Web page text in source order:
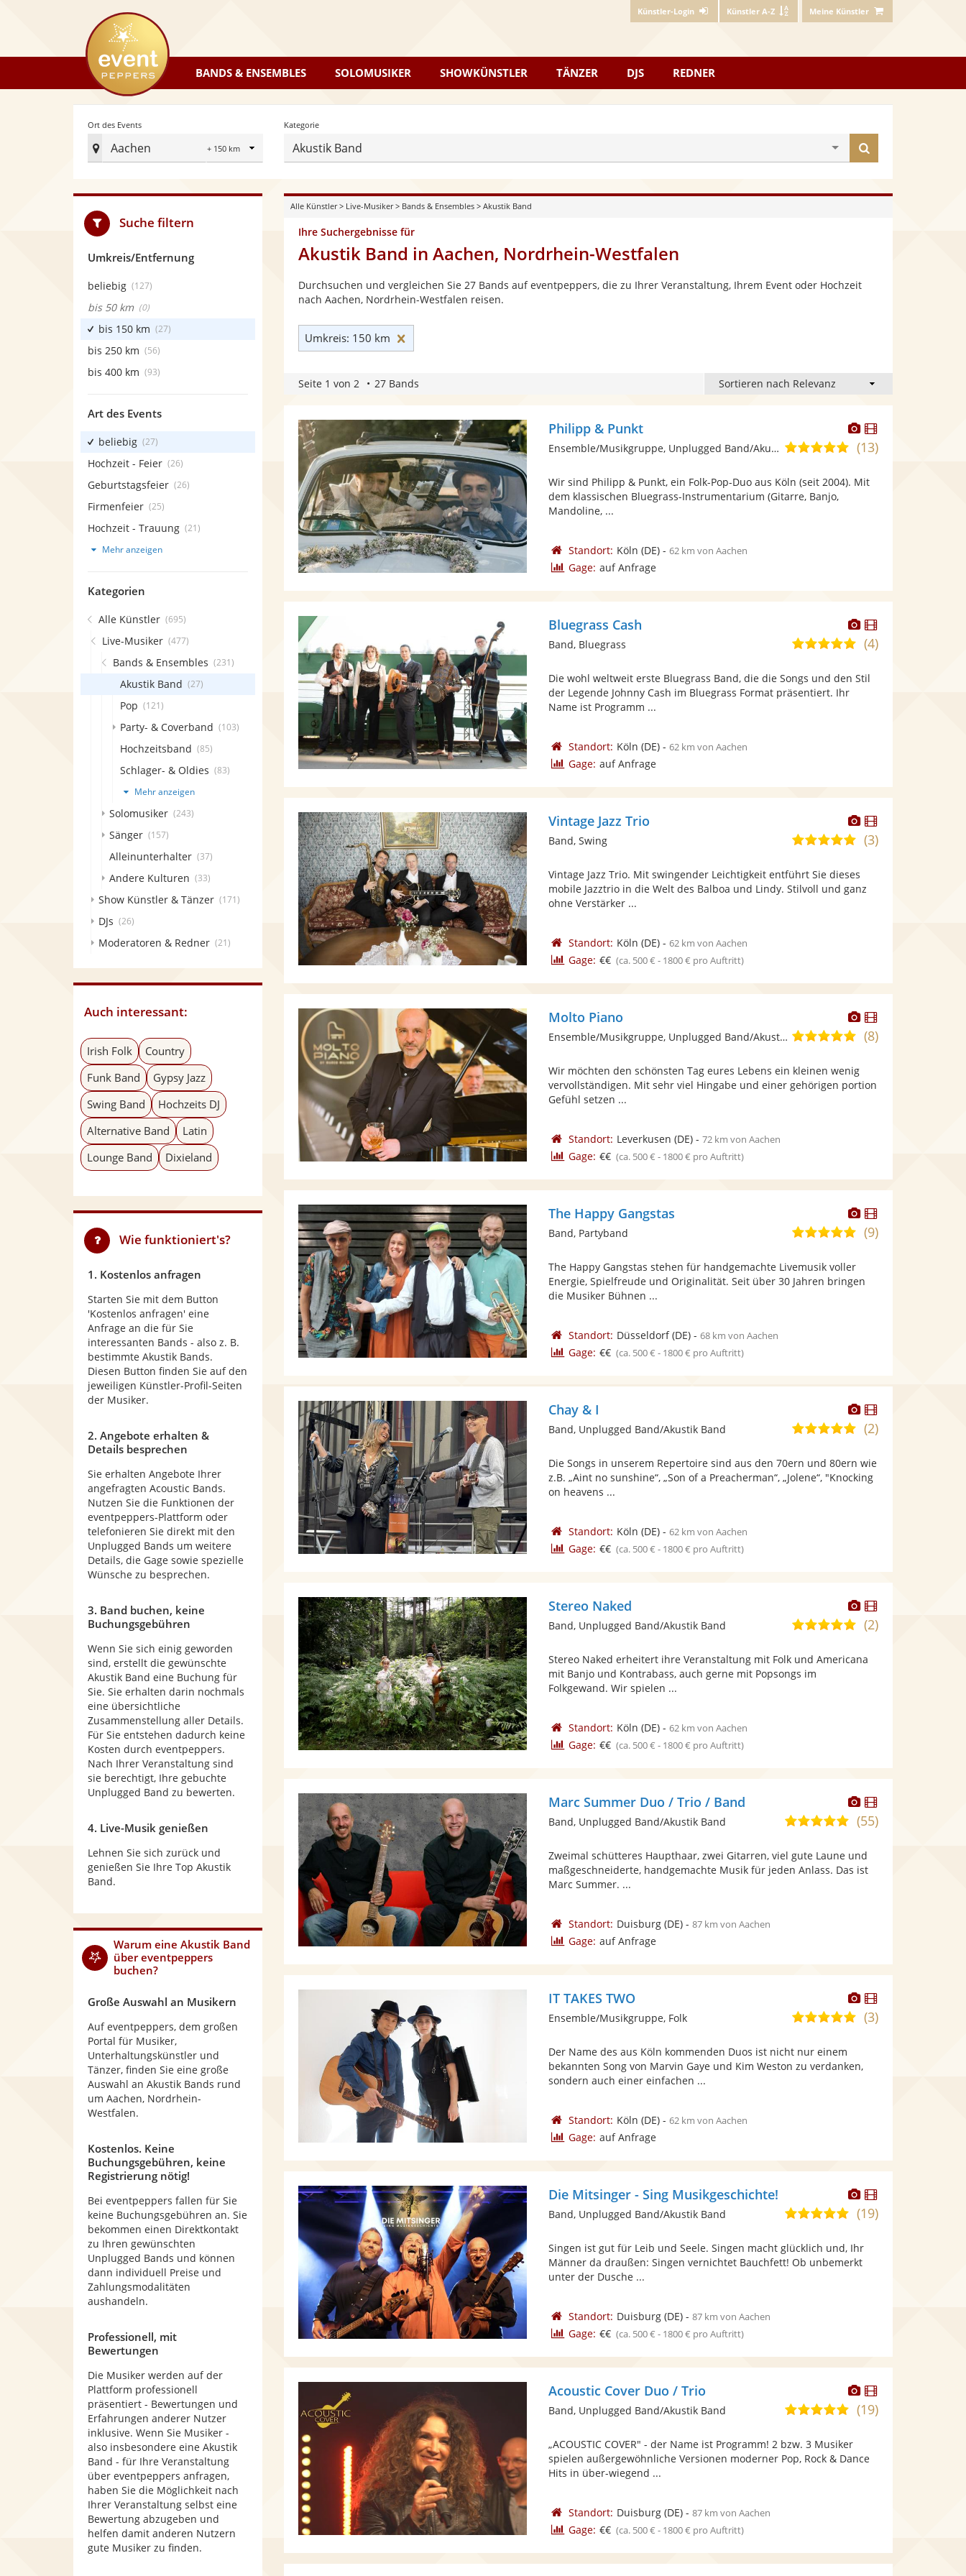
Künstler-Login Künstler A-Z Meine Künstler
eventpeppers
BANDS & ENSEMBLES SOLOMUSIKER SHOWKÜNSTLER TÄNZER DJS REDNER
Ort des Events
Aachen
Radius
Ort
Events
festlegen
Kategorie
Akustik Band
finden
Alle Künstler> Live-Musiker> Bands & Ensembles> Akustik Band
Ihre Suchergebnisse für
Akustik Band in Aachen, Nordrhein-Westfalen
Durchsuchen und vergleichen Sie 27 Bands auf eventpeppers, die zu Ihrer Veranstaltung, Ihrem Event oder Hochzeit
nach Aachen, Nordrhein-Westfalen reisen.
Umkreis: 150 km
Seite 1 von 2 27 Bands
Dieser
Künstler
stellt
Fotos
bereit.
Dieser
Künstler
Philipp & Punkt
5,0
5
(13)
Ensemble/Musikgruppe, Unplugged Band/Akustik Band
Wir sind Philipp & Punkt, ein Folk-Pop-Duo aus Köln (seit 2004). Mit
dem klassischen Bluegrass-Instrumentarium (Gitarre, Banjo,
Mandoline, ...
Standort: Köln (DE)- 62 km von Aachen
Gage: auf Anfrage
Dieser
Künstler
stellt
Fotos
bereit.
Dieser
Künstler
Bluegrass Cash
4,9
5
(4)
Band, Bluegrass
Die wohl weltweit erste Bluegrass Band, die die Songs und den Stil
der Legende Johnny Cash im Bluegrass Format präsentiert. Ihr
Name ist Programm ...
Standort: Köln (DE)- 62 km von Aachen
Gage: auf Anfrage
Dieser
Künstler
stellt
Dieser
Künstler
Vintage Jazz Trio
5,0
5
Sternen
(3)
Band, Swing
Vintage Jazz Trio. Mit swingender Leichtigkeit entführt Sie dieses
mobile Jazztrio in die Welt des Balboa und Lindy. Stilvoll und ganz
ohne Verstärker ...
Standort: Köln (DE)- 62 km von Aachen
Gage: €€ (ca. 500 € - 1800 € pro Auftritt)
Dieser
Künstler
stellt
bereit.
Dieser
Künstler
Molto Piano
5,0
5
Sternen
(8)
Ensemble/Musikgruppe, Unplugged Band/Akustik Band
Wir möchten den schönsten Tag eures Lebens ein kleinen wenig
vervollständigen. Mit sehr viel Hingabe und einer gehörigen portion
Gefühl setzen ...
Standort: Leverkusen (DE)- 72 km von Aachen
Gage: €€ (ca. 500 € - 1800 € pro Auftritt)
Dieser
Künstler
stellt
Dieser
Künstler
The Happy Gangstas
5,0
5
Sternen
(9)
Band, Partyband
The Happy Gangstas stehen für handgemachte Livemusik voller
Energie, Spielfreude und Originalität. Seit über 30 Jahren bringen
die Musiker Bühnen ...
Standort: Düsseldorf(DE)- 68 km von Aachen
Gage: €€ (ca. 500 € - 1800 € pro Auftritt)
Dieser
Künstler
stellt
Fotos
bereit.
Dieser
Künstler
Chay & I
5,0
5
Sternen
(2)
Band, Unplugged Band/Akustik Band
Die Songs in unserem Repertoire sind aus den 70ern und 80ern wie
z.B. „Aint no sunshine“, „Son of a Preacherman“, „Jolene“, "Knocking
on heavens ...
Standort: Köln (DE)- 62 km von Aachen
Gage: €€ (ca. 500 € - 1800 € pro Auftritt)
Dieser
Künstler
stellt
bereit.
Dieser
Künstler
Stereo Naked
5,0
5
(2)
Band, Unplugged Band/Akustik Band
Stereo Naked erheitert ihre Veranstaltung mit Folk und Americana
mit Banjo und Kontrabass, auch gerne mit Popsongs im
Folkgewand. Wir spielen ...
Standort: Köln (DE)- 62 km von Aachen
Gage: €€ (ca. 500 € - 1800 € pro Auftritt)
Dieser
Künstler
stellt
Fotos
bereit.
Dieser
Künstler
Marc Summer Duo / Trio / Band
4,9
5
Sternen
(55)
Band, Unplugged Band/Akustik Band
Zweimal schütteres Haupthaar, zwei Gitarren, viel gute Laune und
maßgeschneiderte, handgemachte Musik für jeden Anlass. Das ist
Marc Summer. ...
Standort: Duisburg(DE)- 87 km von Aachen
Gage: auf Anfrage
Dieser
Künstler
stellt
Dieser
Künstler
IT TAKES TWO
5,0
Sternen
(3)
Ensemble/Musikgruppe, Folk
Der Name des aus Köln kommenden Duos ist nicht nur einem
bekannten Song von Marvin Gaye und Kim Weston zu verdanken,
sondern auch einer einfachen ...
Standort: Köln (DE)- 62 km von Aachen
Gage: auf Anfrage
Dieser
Künstler
stellt
bereit.
Dieser
Künstler
Die Mitsinger - Sing Musikgeschichte!
4,9
5
Sternen
(19)
Band, Unplugged Band/Akustik Band
Singen ist gut für Leib und Seele. Singen macht glücklich und, Ihr
Männer da draußen: Singen vernichtet Bauchfett! Ob unbemerkt
unter der Dusche ...
Standort: Duisburg(DE)- 87 km von Aachen
Gage: €€ (ca. 500 € - 1800 € pro Auftritt)
Dieser
Künstler
stellt
Dieser
Künstler
Acoustic Cover Duo / Trio
5,0
5
Sternen
(19)
Band, Unplugged Band/Akustik Band
„ACOUSTIC COVER" - der Name ist Programm! 2 bzw. 3 Musiker
spielen außergewöhnliche Versionen moderner Pop, Rock & Dance
Hits in über-wiegend ...
Standort: Duisburg(DE)- 87 km von Aachen
Gage: €€ (ca. 500 € - 1800 € pro Auftritt)
Suche filtern
Umkreis/Entfernung
beliebig (127)
bis 50 km (0)
bis 150 km (27)
bis 250 km (56)
bis 400 km (93)
Art des Events
beliebig (27)
Hochzeit - Feier (26)
Geburtstagsfeier (26)
Firmenfeier (25)
Hochzeit - Trauung (21)
Mehr anzeigen
Kategorien
Alle Künstler (695)
Live-Musiker (477)
Bands & Ensembles (231)
Akustik Band (27)
Pop (121)
Party- & Coverband (103)
Hochzeitsband (85)
Schlager- & Oldies (83)
Mehr anzeigen
Solomusiker (243)
Sänger (157)
Alleinunterhalter (37)
Andere Kulturen (33)
Show Künstler & Tänzer (171)
DJs (26)
Moderatoren & Redner (21)
Auch interessant:
Irish Folk
Country
Funk Band
Gypsy Jazz
Swing Band
Hochzeits DJ
Alternative Band
Latin
Lounge Band
Dixieland
Wie funktioniert's?
1. Kostenlos anfragen
Starten Sie mit dem Button
'Kostenlos anfragen' eine
Anfrage an die für Sie
interessanten Bands - also z. B.
bestimmte Akustik Bands.
Diesen Button finden Sie auf den
jeweiligen Künstler-Profil-Seiten
der Musiker.
2. Angebote erhalten &
Details besprechen
Sie erhalten Angebote Ihrer
angefragten Acoustic Bands.
Nutzen Sie die Funktionen der
eventpeppers-Plattform oder
telefonieren Sie direkt mit den
Unplugged Bands um weitere
Details, die Gage sowie spezielle
Wünsche zu besprechen.
3. Band buchen, keine
Buchungsgebühren
Wenn Sie sich einig geworden
sind, erstellt die gewünschte
Akustik Band eine Buchung für
Sie. Sie erhalten darin nochmals
eine übersichtliche
Zusammenstellung aller Details.
Für Sie entstehen dadurch keine
Kosten durch eventpeppers.
Nach Ihrer Veranstaltung sind
sie berechtigt, Ihre gebuchte
Unplugged Band zu bewerten.
4. Live-Musik genießen
Lehnen Sie sich zurück und
genießen Sie Ihre Top Akustik
Band.
Warum eine Akustik Band
über eventpeppers
buchen?
Große Auswahl an Musikern
Auf eventpeppers, dem großen
Portal für Musiker,
Unterhaltungskünstler und
Tänzer, finden Sie eine große
Auswahl an Akustik Bands rund
um Aachen, Nordrhein-
Westfalen.
Kostenlos. Keine
Buchungsgebühren, keine
Registrierung nötig!
Bei eventpeppers fallen für Sie
keine Buchungsgebühren an. Sie
bekommen einen Direktkontakt
zu Ihren gewünschten
Unplugged Bands und können
dann individuell Preise und
Zahlungsmodalitäten
aushandeln.
Professionell, mit
Bewertungen
Die Musiker werden auf der
Plattform professionell
präsentiert - Bewertungen und
Erfahrungen anderer Nutzer
inklusive. Wenn Sie Musiker -
also insbesondere eine Akustik
Band - für Ihre Veranstaltung
über eventpeppers anfragen,
haben Sie die Möglichkeit nach
Ihrer Veranstaltung selbst eine
Bewertung abzugeben und
helfen damit anderen Nutzern
gute Musiker zu finden.